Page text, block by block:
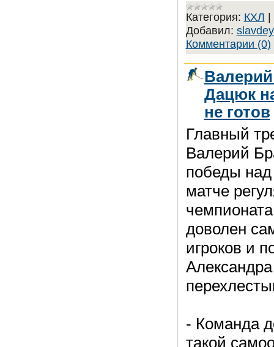
Категория: КХЛ |
Добавил: slavdey
Комментарии (0)
Дацюк
не готов
Главный
Валерий
победы
матче
доволен
игроков и
- Команда
такой